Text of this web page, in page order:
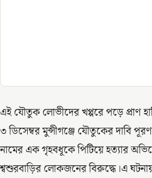
এই যৌতুক লোভীদের খপ্পরে পড়ে প্রাণ
৩ ডিসেম্বর মুন্সীগঞ্জে যৌতুকের দাবি
নামের এক গৃহবধূকে পিটিয়ে হত্যার
শ্বশুরবাড়ির লোকজনের বিরুদ্ধে।এ